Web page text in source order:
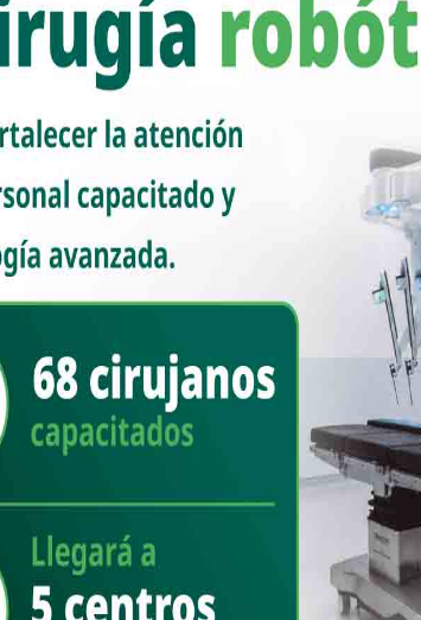
la actividad física e integración con esta disciplina y la
reunidos en esta clase, resaltando la importancia de
una sociedad más sana y feliz, por eso “debemos cuidar a
de actividades”, como parte de la construcción de la paz.
como Julio César “Navajo” Borboa y Cristian Raúl Solórzano
la asistencia presenció 3 combates de exhibición con
Aimé Magaña y Kimberly Salazar. Con apellido ilustre en el
el ring en un duelo amistoso entre Guaymas y Empalme.
Aguilar. Fernando Castro, secretario técnico de la Mesa
estos esfuerzos cuyo efecto ha sido reducir la
sólidos el Secretario del Ayuntamiento, Herman García
de cómo hacer estas cosas.
en la pequeña arena de boxeo de la calle 10, donde el
fuertes y los despachó, para encumbrarse hasta medirse
contra leyendas como Tomy Hearns, Marvin Hagler o
no se coronó monarca universal de peso welter y medio.